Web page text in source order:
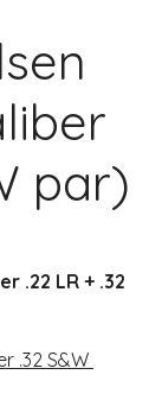
par)
.22 LR + .32
.32 S&W